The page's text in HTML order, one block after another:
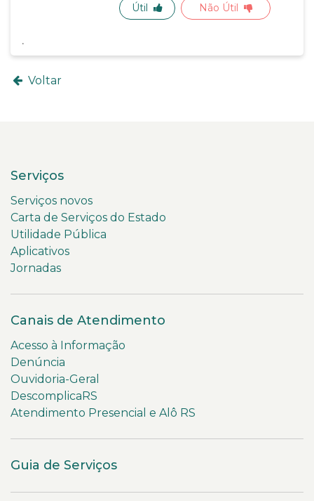
Útil Não Útil
Voltar
Serviços
Serviços novos
Carta de Serviços do Estado
Utilidade Pública
Aplicativos
Jornadas
Canais de Atendimento
Acesso à Informação
Denúncia
Ouvidoria-Geral
DescomplicaRS
Atendimento Presencial e Alô RS
Guia de Serviços